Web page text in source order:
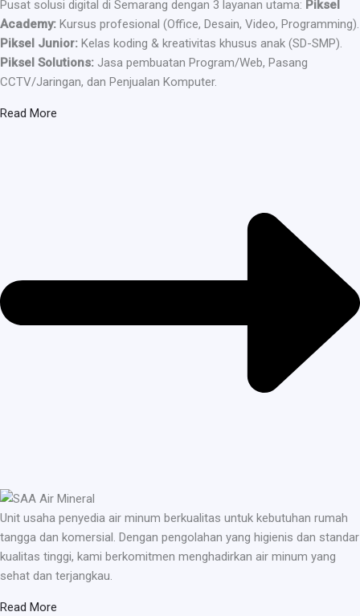
Pusat solusi digital di Semarang dengan 3 layanan utama: Piksel
Academy: Kursus profesional (Office, Desain, Video, Programming).
Piksel Junior: Kelas koding & kreativitas khusus anak (SD-SMP).
Piksel Solutions: Jasa pembuatan Program/Web, Pasang
CCTV/Jaringan, dan Penjualan Komputer.
Read More
Unit usaha penyedia air minum berkualitas untuk kebutuhan rumah
tangga dan komersial. Dengan pengolahan yang higienis dan standar
kualitas tinggi, kami berkomitmen menghadirkan air minum yang
sehat dan terjangkau.
Read More